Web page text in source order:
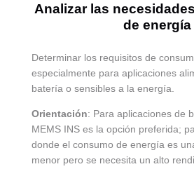
Analizar las
de energía
Determinar los requisitos de
especialmente para aplicaciones
batería o sensibles a la energía.
Orientación: Para aplicaciones de
MEMS INS es la opción preferida;
donde el consumo de energía es
menor pero se necesita un alto